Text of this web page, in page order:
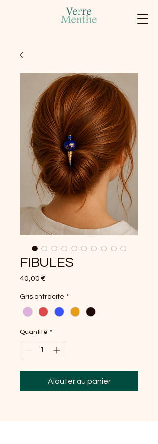
FIBULES
40,00 €
Gris antracite *
Quantité *
Ajouter au panier